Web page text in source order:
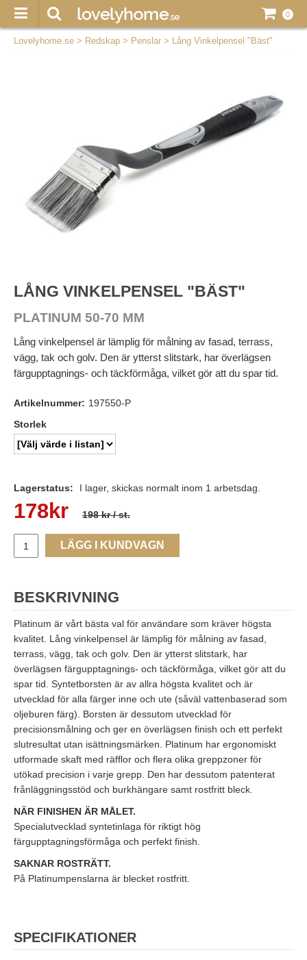
0
Lovelyhome.se > Redskap > Penslar > Lång Vinkelpensel "Bäst"
LÅNG VINKELPENSEL "BÄST"
PLATINUM 50-70 MM
Lång vinkelpensel är lämplig för målning av fasad, terrass,
vägg, tak och golv. Den är ytterst slitstark, har överlägsen
färgupptagnings- och täckförmåga, vilket gör att du spar tid.
Artikelnummer: 197550-P
Storlek
Lagerstatus: I lager, skickas normalt inom 1 arbetsdag.
178kr 198 kr/ st.
LÄGG I KUNDVAGN
BESKRIVNING
Platinum är vårt bästa val för användare som kräver högsta
kvalitet. Lång vinkelpensel är lämplig för målning av fasad,
terrass, vägg, tak och golv. Den är ytterst slitstark, har
överlägsen färgupptagnings- och täckförmåga, vilket gör att du
spar tid. Syntetborsten är av allra högsta kvalitet och är
utvecklad för alla färger inne och ute (såväl vattenbaserad som
oljeburen färg). Borsten är dessutom utvecklad för
precisionsmålning och ger en överlägsen finish och ett perfekt
slutresultat utan isättningsmärken. Platinum har ergonomiskt
utformade skaft med räfflor och flera olika greppzoner för
utökad precision i varje grepp. Den har dessutom patenterat
frånläggningsstöd och burkhängare samt rostfritt bleck.
NÄR FINISHEN ÄR MÅLET.
Specialutvecklad syntetinlaga för riktigt hög
färgupptagningsförmåga och perfekt finish.
SAKNAR ROSTRÄTT.
På Platinumpenslarna är blecket rostfritt.
SPECIFIKATIONER